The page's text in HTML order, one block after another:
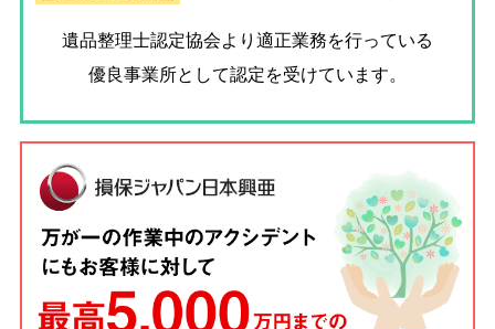
遺品整理士認定協会より適正業務を行っている
優良事業所として認定を受けています。